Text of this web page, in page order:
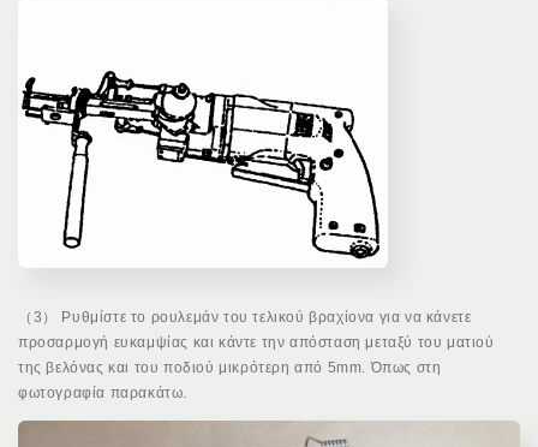
（3） Ρυθμίστε το ρουλεμάν του τελικού βραχίονα για να κάνετε
προσαρμογή ευκαμψίας και κάντε την απόσταση μεταξύ του ματιού
της βελόνας και του ποδιού μικρότερη από 5mm. Όπως στη
φωτογραφία παρακάτω.